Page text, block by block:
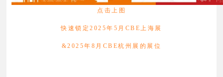
点击上图
快速锁定2025年5月CBE上海展
&2025年8月CBE杭州展 的展位